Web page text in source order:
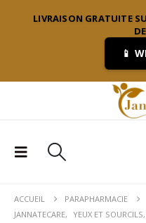
LIVRAISON GRATUITE
📱
ACCUEIL
PARAPHARMACIE
JANNATECARE, YEUX ET SOURCILS,